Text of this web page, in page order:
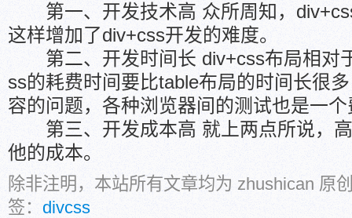
第一、开发技术高 众所周知，
这样增加了div+css开发的难度。
第二、开发时间长 div+css布局相对
ss的耗费时间要比table布局的时间长很
容的问题，各种浏览器间的测试也是一
第三、开发成本高 就上两点所说，高
他的成本。
除非注明，本站所有文章均为 zhushican 原
签： divcss